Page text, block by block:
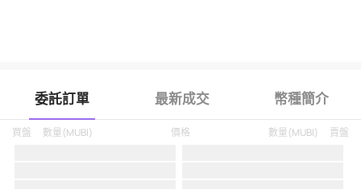
委託訂單 最新成交 幣種簡介
買盤 數量(MUBI) 價格 賣盤
數量(MUBI)